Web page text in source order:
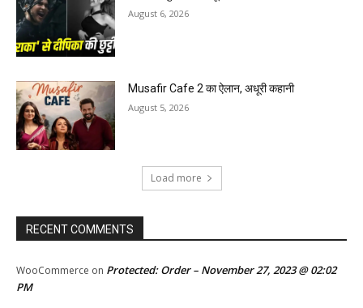
August 6, 2026
Musafir Cafe 2 का ऐलान, अधूरी कहानी
August 5, 2026
Load more
RECENT COMMENTS
WooCommerce on Protected: Order – November 27, 2023 @ 02:02
PM